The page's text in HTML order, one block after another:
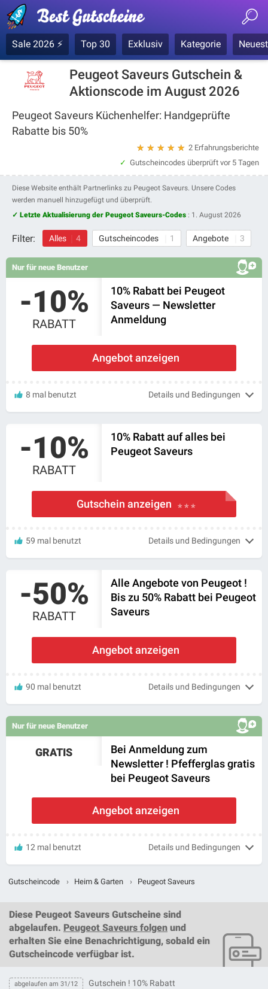
Sale 2026 ⚡ Top 30 Exklusiv Kategorie
Peugeot Saveurs Gutschein &
Aktionscode im August 2026
Peugeot Saveurs Küchenhelfer: Handgeprüfte
Rabatte bis 50%
2 Erfahrungsberichte
★
★
★
★
★
Gutscheincodes überprüft vor 5 Tagen
Diese Website enthält Partnerlinks zu Peugeot Saveurs. Unsere Codes
werden manuell hinzugefügt und überprüft.
✓ Letzte Aktualisierung der Peugeot Saveurs-Codes : 1. August 2026
Filter: Alles 4 Gutscheincodes 1 Angebote 3
Nur für neue Benutzer
-10%
RABATT
10% Rabatt bei Peugeot
Saveurs — Newsletter
Anmeldung
Angebot anzeigen
8 mal benutzt Details und Bedingungen
-10%
RABATT
10% Rabatt auf alles bei
Peugeot Saveurs
Gutschein anzeigen * * *
59 mal benutzt Details und Bedingungen
-50%
RABATT
Alle Angebote von Peugeot !
Bis zu 50% Rabatt bei Peugeot
Saveurs
Angebot anzeigen
90 mal benutzt Details und Bedingungen
Nur für neue Benutzer
GRATIS
Bei Anmeldung zum
Newsletter ! Pfefferglas gratis
bei Peugeot Saveurs
Angebot anzeigen
12 mal benutzt Details und Bedingungen
Gutscheincode › Heim & Garten › Peugeot Saveurs
Diese Peugeot Saveurs Gutscheine sind
abgelaufen. Peugeot Saveurs folgen und
erhalten Sie eine Benachrichtigung, sobald ein
Gutscheincode verfügbar ist.
abgelaufen am 31/12 Gutschein ! 10% Rabatt